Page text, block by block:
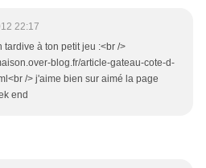
22:17
tardive à ton petit jeu :<br />
blog.fr/article-gateau-cote-d-
/> j'aime bien sur aimé la page
end